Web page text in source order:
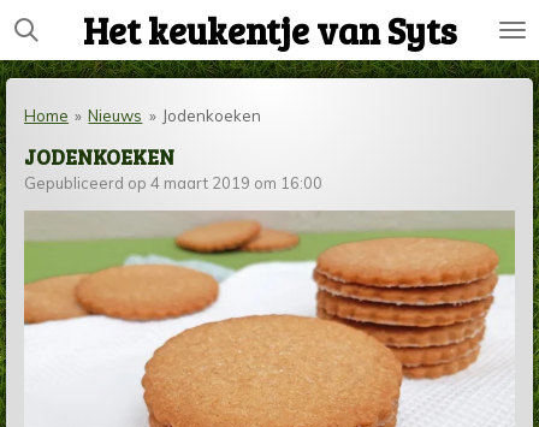
Ga
direct
naar
hoofdinhoud
Het keukentje van Syts
Home » Nieuws » Jodenkoeken
JODENKOEKEN
Gepubliceerd op 4 maart 2019 om 16:00